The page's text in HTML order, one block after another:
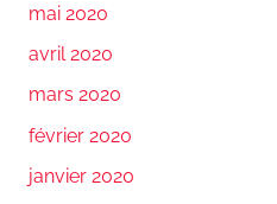
mai 2020
avril 2020
mars 2020
février 2020
janvier 2020